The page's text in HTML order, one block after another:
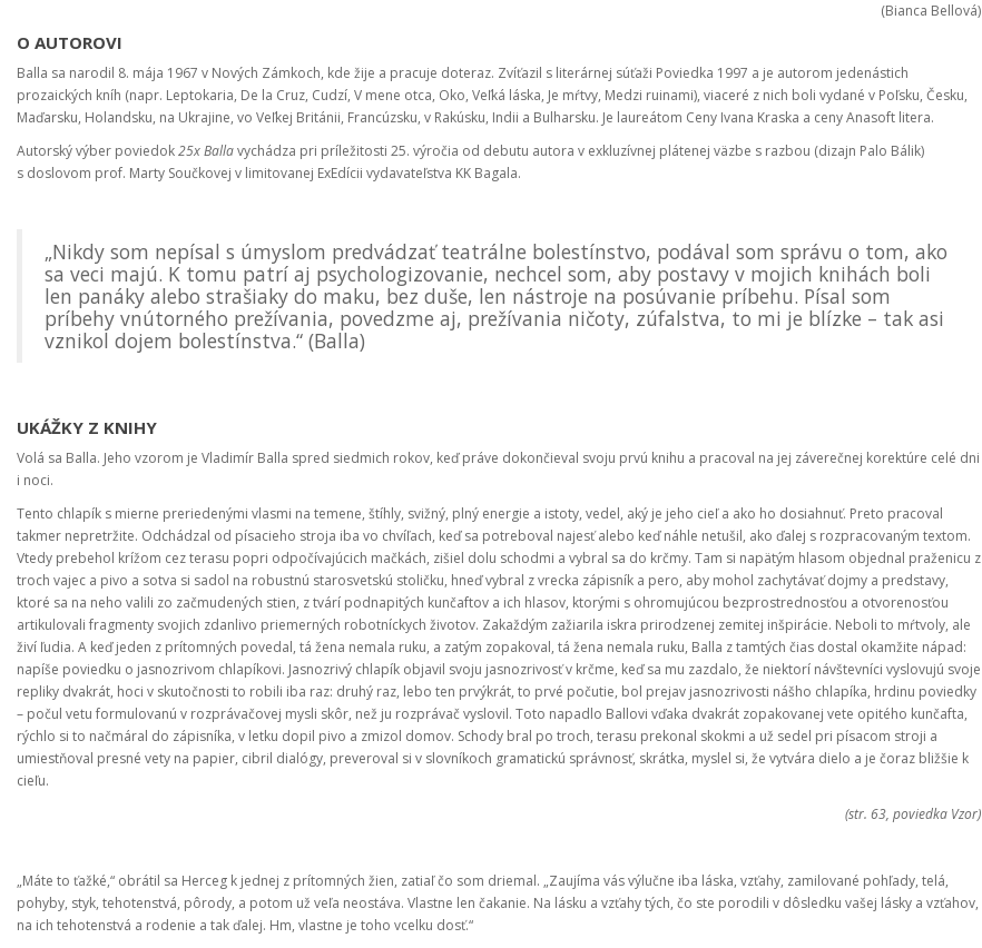
(Bianca Bellová)
O AUTOROVI
Balla sa narodil 8. mája 1967 v Nových Zámkoch, kde žije a pracuje doteraz. Zvíťazil s literárnej súťaži Poviedka 1997 a je autorom jedenástich
prozaických kníh (napr. Leptokaria, De la Cruz, Cudzí, V mene otca, Oko, Veľká láska, Je mŕtvy, Medzi ruinami), viaceré z nich boli vydané v Poľsku, Česku,
Maďarsku, Holandsku, na Ukrajine, vo Veľkej Británii, Francúzsku, v Rakúsku, Indii a Bulharsku. Je laureátom Ceny Ivana Kraska a ceny Anasoft litera.
Autorský výber poviedok25x Ballavychádza pri príležitosti 25. výročia od debutu autora v exkluzívnej plátenej väzbe s razbou (dizajn Palo Bálik)
s doslovom prof. Marty Součkovej v limitovanej ExEdícii vydavateľstva KK Bagala.
„Nikdy som nepísal s úmyslom predvádzať teatrálne bolestínstvo, podával som správu o tom, ako
sa veci majú. K tomu patrí aj psychologizovanie, nechcel som, aby postavy v mojich knihách boli
len panáky alebo strašiaky do maku, bez duše, len nástroje na posúvanie príbehu. Písal som
príbehy vnútorného prežívania, povedzme aj, prežívania ničoty, zúfalstva, to mi je blízke – tak asi
vznikol dojem bolestínstva.“ (Balla)
UKÁŽKY Z KNIHY
Volá sa Balla. Jeho vzorom je Vladimír Balla spred siedmich rokov, keď práve dokončieval svoju prvú knihu a pracoval na jej záverečnej korektúre celé dni
i noci.
Tento chlapík s mierne preriedenými vlasmi na temene, štíhly, svižný, plný energie a istoty, vedel, aký je jeho cieľ a ako ho dosiahnuť. Preto pracoval
takmer nepretržite. Odchádzal od písacieho stroja iba vo chvíľach, keď sa potreboval najesť alebo keď náhle netušil, ako ďalej s rozpracovaným textom.
Vtedy prebehol krížom cez terasu popri odpočívajúcich mačkách, zišiel dolu schodmi a vybral sa do krčmy. Tam si napätým hlasom objednal praženicu z
troch vajec a pivo a sotva si sadol na robustnú starosvetskú stoličku, hneď vybral z vrecka zápisník a pero, aby mohol zachytávať dojmy a predstavy,
ktoré sa na neho valili zo začmudených stien, z tvárí podnapitých kunčaftov a ich hlasov, ktorými s ohromujúcou bezprostrednosťou a otvorenosťou
artikulovali fragmenty svojich zdanlivo priemerných robotníckych životov. Zakaždým zažiarila iskra prirodzenej zemitej inšpirácie. Neboli to mŕtvoly, ale
živí ľudia. A keď jeden z prítomných povedal, tá žena nemala ruku, a zatým zopakoval, tá žena nemala ruku, Balla z tamtých čias dostal okamžite nápad:
napíše poviedku o jasnozrivom chlapíkovi. Jasnozrivý chlapík objavil svoju jasnozrivosť v krčme, keď sa mu zazdalo, že niektorí návštevníci vyslovujú svoje
repliky dvakrát, hoci v skutočnosti to robili iba raz: druhý raz, lebo ten prvýkrát, to prvé počutie, bol prejav jasnozrivosti nášho chlapíka, hrdinu poviedky
– počul vetu formulovanú v rozprávačovej mysli skôr, než ju rozprávač vyslovil. Toto napadlo Ballovi vďaka dvakrát zopakovanej vete opitého kunčafta,
rýchlo si to načmáral do zápisníka, v letku dopil pivo a zmizol domov. Schody bral po troch, terasu prekonal skokmi a už sedel pri písacom stroji a
umiestňoval presné vety na papier, cibril dialógy, preveroval si v slovníkoch gramatickú správnosť, skrátka, myslel si, že vytvára dielo a je čoraz bližšie k
cieľu.
(str. 63, poviedka Vzor)
„Máte to ťažké,“ obrátil sa Herceg k jednej z prítomných žien, zatiaľ čo som driemal. „Zaujíma vás výlučne iba láska, vzťahy, zamilované pohľady, telá,
pohyby, styk, tehotenstvá, pôrody, a potom už veľa neostáva. Vlastne len čakanie. Na lásku a vzťahy tých, čo ste porodili v dôsledku vašej lásky a vzťahov,
na ich tehotenstvá a rodenie a tak ďalej. Hm, vlastne je toho vcelku dosť.“